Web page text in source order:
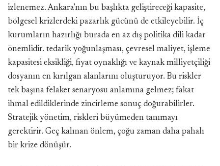
izlenemez. Ankara'nın bu başlıkta geliştireceği kapasite,
bölgesel krizlerdeki pazarlık gücünü de etkileyebilir. İç
kurumların hazırlığı burada en az dış politika dili kadar
önemlidir. tedarik yoğunlaşması, çevresel maliyet, işleme
kapasitesi eksikliği, fiyat oynaklığı ve kaynak milliyetçiliği
dosyanın en kırılgan alanlarını oluşturuyor. Bu riskler
tek başına felaket senaryosu anlamına gelmez; fakat
ihmal edildiklerinde zincirleme sonuç doğurabilirler.
Stratejik yönetim, riskleri büyümeden tanımayı
gerektirir. Geç kalınan önlem, çoğu zaman daha pahalı
bir krize dönüşür.